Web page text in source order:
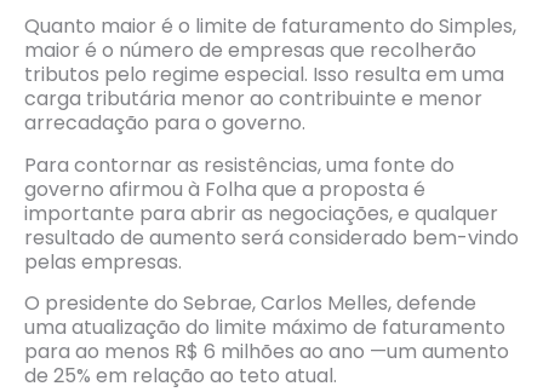
Quanto maior é o limite de faturamento do Simples,
maior é o número de empresas que recolherão
tributos pelo regime especial. Isso resulta em uma
carga tributária menor ao contribuinte e menor
arrecadação para o governo.
Para contornar as resistências, uma fonte do
governo afirmou à Folha que a proposta é
importante para abrir as negociações, e qualquer
resultado de aumento será considerado bem-vindo
pelas empresas.
O presidente do Sebrae, Carlos Melles, defende
uma atualização do limite máximo de faturamento
para ao menos R$ 6 milhões ao ano —​um aumento
de 25% em relação ao teto atual.